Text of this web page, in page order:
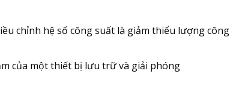
chỉnh hệ số công suất là giảm thiểu lượng công
của một thiết bị lưu trữ và giải phóng